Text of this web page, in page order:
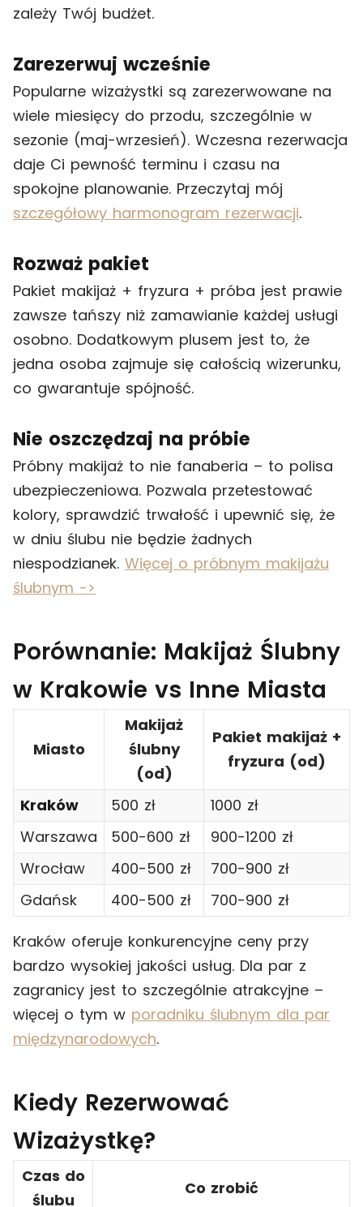
zależy Twój budżet.
Zarezerwuj wcześnie
Popularne wizażystki są zarezerwowane na
wiele miesięcy do przodu, szczególnie w
sezonie (maj-wrzesień). Wczesna rezerwacja
daje Ci pewność terminu i czasu na
spokojne planowanie. Przeczytaj mój
szczegółowy harmonogram rezerwacji.
Rozważ pakiet
Pakiet makijaż + fryzura + próba jest prawie
zawsze tańszy niż zamawianie każdej usługi
osobno. Dodatkowym plusem jest to, że
jedna osoba zajmuje się całością wizerunku,
co gwarantuje spójność.
Nie oszczędzaj na próbie
Próbny makijaż to nie fanaberia – to polisa
ubezpieczeniowa. Pozwala przetestować
kolory, sprawdzić trwałość i upewnić się, że
w dniu ślubu nie będzie żadnych
niespodzianek. Więcej o próbnym makijażu
ślubnym ->
Porównanie: Makijaż Ślubny
w Krakowie vs Inne Miasta
Miasto
Makijaż
ślubny
(od)
Pakiet makijaż +
fryzura (od)
Kraków 500 zł
1000 zł
Warszawa
500-600 zł
900-1200 zł
Wrocław
400-500 zł
700-900 zł
Gdańsk
400-500 zł 700-900 zł
Kraków oferuje konkurencyjne ceny przy
bardzo wysokiej jakości usług. Dla par z
zagranicy jest to szczególnie atrakcyjne –
więcej o tym w poradniku ślubnym dla par
międzynarodowych.
Kiedy Rezerwować
Wizażystkę?
Czas do
ślubu
Co zrobić